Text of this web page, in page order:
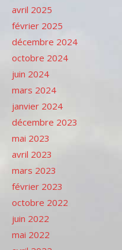
avril 2025
février 2025
décembre 2024
octobre 2024
juin 2024
mars 2024
janvier 2024
décembre 2023
mai 2023
avril 2023
mars 2023
février 2023
octobre 2022
juin 2022
mai 2022